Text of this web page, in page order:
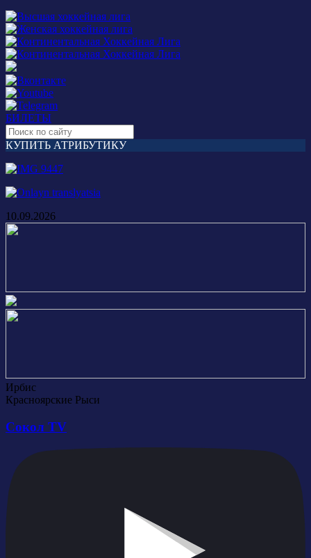
БИЛЕТЫ
КУПИТЬ АТРИБУТИКУ
10.09.2026
Ирбис
Красноярские Рыси
Сокол TV